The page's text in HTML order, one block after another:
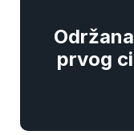
prvog